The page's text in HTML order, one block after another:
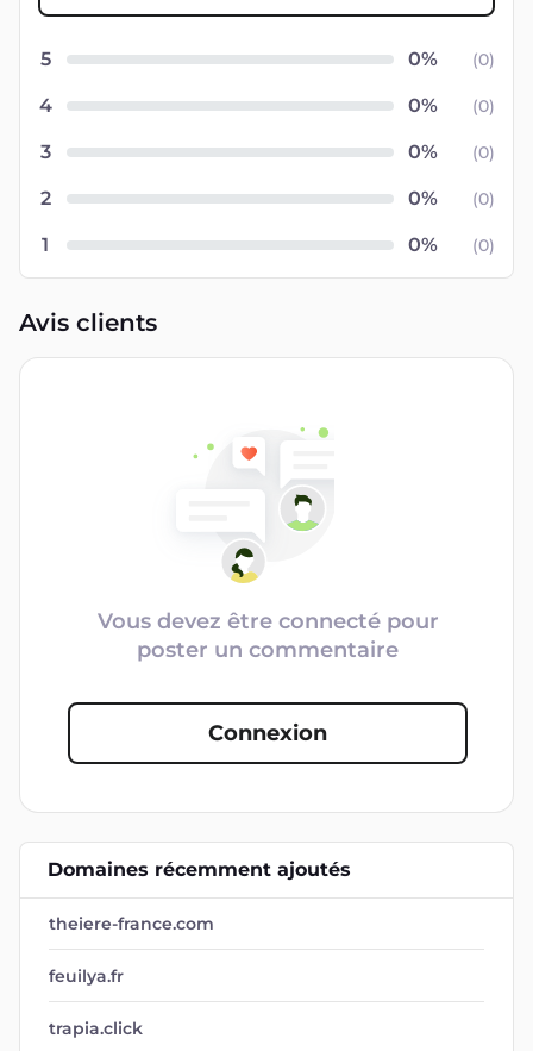
5 (0)
4 (0)
3 (0)
2 (0)
1 (0)
Avis clients
Vous devez être connecté pour
poster un commentaire
Connexion
Domaines récemment ajoutés
theiere-france.com
feuilya.fr
trapia.click